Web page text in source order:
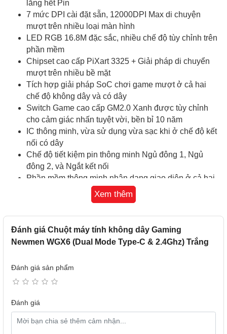
lắng hết Pin
7 mức DPI cài đặt sẵn, 12000DPI Max di chuyện
mượt trên nhiều loại màn hình
LED RGB 16.8M đặc sắc, nhiều chế độ tùy chỉnh trên
phần mềm
Chipset cao cấp PiXart 3325 + Giải pháp di chuyển
mượt trên nhiều bề mặt
Tích hợp giải pháp SoC chơi game mượt ở cả hai
chế độ không dây và có dây
Switch Game cao cấp GM2.0 Xanh được tùy chỉnh
cho cảm giác nhấn tuyệt vời, bền bỉ 10 năm
IC thông minh, vừa sử dụng vừa sạc khi ở chế độ kết
nối có dây
Chế độ tiết kiệm pin thông minh Ngủ đông 1, Ngủ
đông 2, và Ngắt kết nối
Phần mềm thông minh nhận dạng giao diện ở cả hai
chế độ, sạc và hoạt động không bị gián đoạn
Phần mềm thông minh hiển thị % pin khi sử dụng chế
Tương thích rộng win7/8/10/11, macos 10.10 trở lên,
tongxin uos, kirin os,..
CÁC KIỂU CẦM CHUỘT WGX6: chuột Form kinh điển
phù hợp với nhiều kiểu cầm chuột hiệu quả
Xem thêm
Đánh giá Chuột máy tính không dây Gaming
Newmen WGX6 (Dual Mode Type-C & 2.4Ghz) Trắng
Đánh giá sản phẩm
Đánh giá